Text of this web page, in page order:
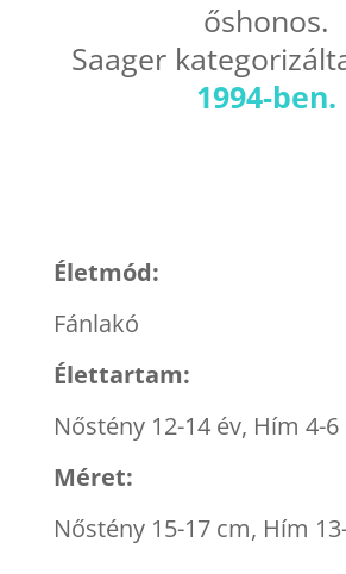
őshonos.
Saager
1994-ben.
Életmód:
Fánlakó
Élettartam:
Nőstény 12-14 év, Hím 4-6
Méret:
Nőstény 15-17 cm, Hím